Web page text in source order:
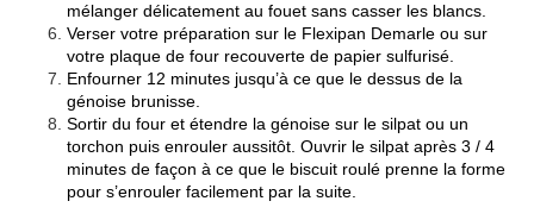
mélanger délicatement au fouet sans casser les blancs.
Verser votre préparation sur le Flexipan Demarle ou sur
votre plaque de four recouverte de papier sulfurisé.
Enfourner 12 minutes jusqu’à ce que le dessus de la
génoise brunisse.
Sortir du four et étendre la génoise sur le silpat ou un
torchon puis enrouler aussitôt. Ouvrir le silpat après 3 / 4
minutes de façon à ce que le biscuit roulé prenne la forme
pour s’enrouler facilement par la suite.